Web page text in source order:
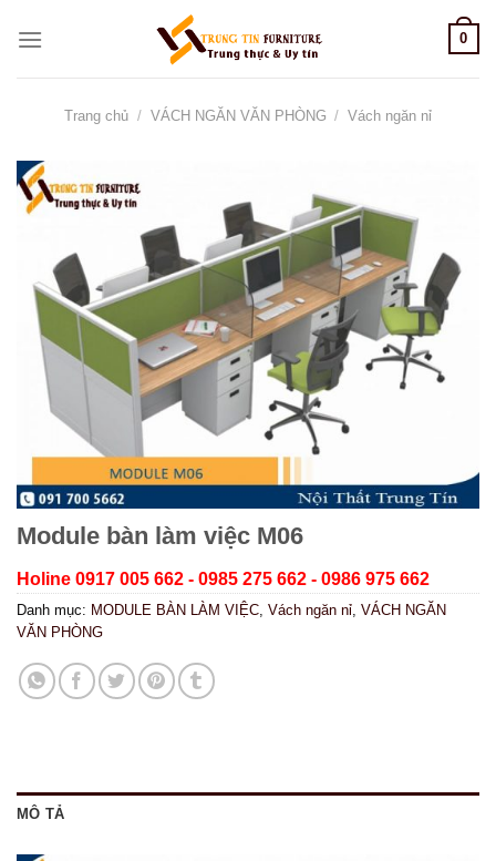
0
Trang chủ / VÁCH NGĂN VĂN PHÒNG / Vách ngăn nỉ
Module bàn làm việc M06
Holine 0917 005 662 - 0985 275 662 - 0986 975 662
Danh mục: MODULE BÀN LÀM VIỆC Vách ngăn nỉ VÁCH NGĂN
VĂN PHÒNG
MÔ TẢ